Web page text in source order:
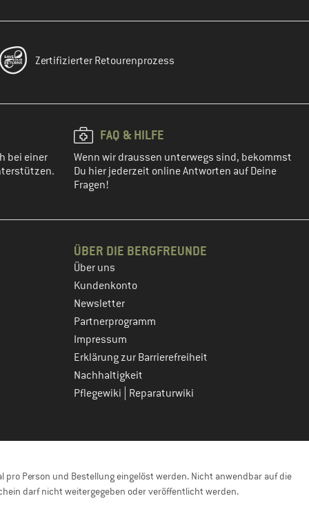
Zertifizierter Retourenprozess
bei einer
FAQ & HILFE
Wenn wir draussen unterwegs sind, bekommst
Du hier jederzeit online Antworten auf Deine
Fragen!
ÜBER DIE BERGFREUNDE
Über uns
Kundenkonto
Newsletter
Partnerprogramm
Impressum
Erklärung zur Barrierefreiheit
Nachhaltigkeit
Pflegewiki
Reparaturwiki
Person und Bestellung eingelöst werden. Nicht anwendbar auf die
darf nicht weitergegeben oder veröffentlicht werden.